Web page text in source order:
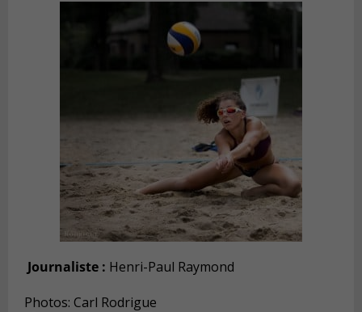
Journaliste : Henri-Paul Raymond
Photos: Carl Rodrigue